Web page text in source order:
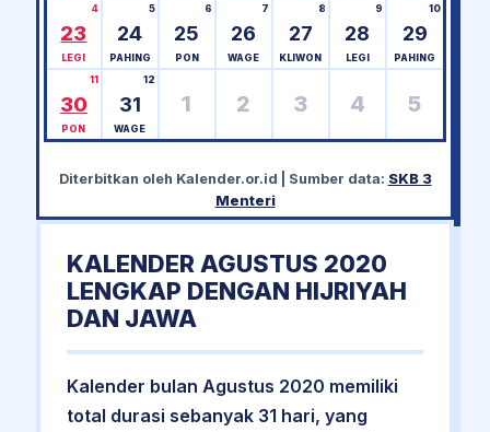
23
4
LEGI
24
5
PAHING
25
6
PON
26
7
WAGE
27
8
KLIWON
28
9
LEGI
29
10
PAHING
30
11
PON
31
12
WAGE
1 2 3 4 5
Diterbitkan oleh Kalender.or.id | Sumber data: SKB 3
Menteri
KALENDER AGUSTUS 2020
LENGKAP DENGAN HIJRIYAH
DAN JAWA
Kalender bulan Agustus 2020 memiliki
total durasi sebanyak 31 hari, yang